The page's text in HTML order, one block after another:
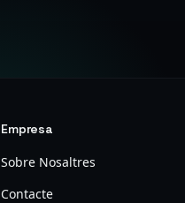
Empresa
Sobre Nosaltres
Contacte